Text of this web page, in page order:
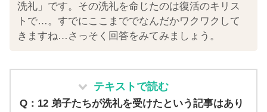
洗礼」です。その洗礼を命じたのは復活のキリス
トで…。すでにここまででなんだかワクワクして
きますね…さっそく回答をみてみましょう。
テキストで読む
Q：12 弟子たちが洗礼を受けたという記事はあり